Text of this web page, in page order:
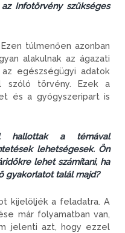
Infotörvény szükséges
túlmenően azonban
alakulnak az ágazati
egészségügyi adatok
szóló törvény. Ezek a
és a gyógyszeripart is
hallottak a témával
lehetségesek. Ön
lehet számítani, ha
gyakorlatot talál majd?
kijelöljék a feladatra. A
már folyamatban van,
jelenti azt, hogy ezzel